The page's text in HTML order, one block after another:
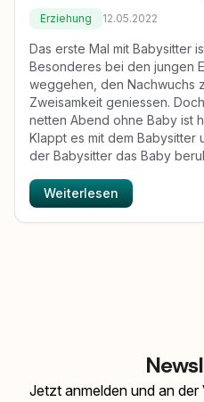
Erziehung 12.05.2022
Das erste Mal mit Babysitter
Besonderes bei den jungen
weggehen, den Nachwuchs
Zweisamkeit geniessen.
netten Abend ohne Baby ist
Klappt es mit dem Babysitter
der Babysitter das Baby
Weiterlesen
Jetzt anmelden und an